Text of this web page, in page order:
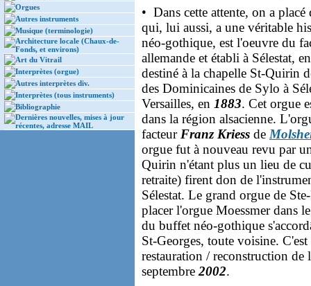
Orgues
Autres instruments
Musique (terminologie)
Architecture locale (Chaux-de-
Fonds, et environs)
Art du Vitrail
Interprètes (orgue)
Autres interprètes div.
Interprètes (tous instruments)
Bibliographie
Dernières nouvelles, mises à jour
récentes, adresse MAIL
• Dans cette attente, on a
qui, lui aussi, a une véritable
néo-gothique, est l'oeuvre du
allemande et établi à Sélestat,
destiné à la chapelle St-Quirin
des Dominicaines de Sylo à
Versailles, en 1883. Cet orgue
dans la région alsacienne.
facteur Franz Kriess de
orgue fut à nouveau revu par
Quirin n'étant plus un lieu de
retraite) firent don de
Sélestat. Le grand orgue de
placer l'orgue Moessmer dans
du buffet néo-gothique
St-Georges, toute voisine.
restauration / reconstruction
septembre 2002.